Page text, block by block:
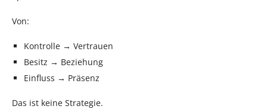
Von:
Kontrolle → Vertrauen
Besitz → Beziehung
Einfluss → Präsenz
Das ist keine Strategie.